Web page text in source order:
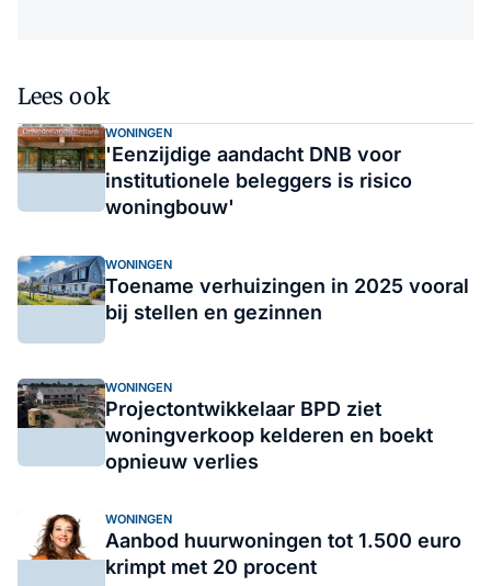
Lees ook
WONINGEN
'Eenzijdige aandacht DNB voor
institutionele beleggers is risico
woningbouw'
WONINGEN
Toename verhuizingen in 2025 vooral
bij stellen en gezinnen
WONINGEN
Projectontwikkelaar BPD ziet
woningverkoop kelderen en boekt
opnieuw verlies
WONINGEN
Aanbod huurwoningen tot 1.500 euro
krimpt met 20 procent